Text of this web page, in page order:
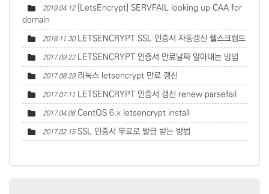
2019.04.12
[LetsEncrypt] SERVFAIL looking up CAA for
domain
2018.11.30 LETSENCRYPT SSL 인증서 자동갱신 쉘스크립트
2017.09.22 LETSENCRYPT 인증서 만료날짜 알아내는 방법
2017.08.29 리눅스 letsencrypt 만료 갱신
2017.07.11 LETSENCRYPT 인증서 갱신 renew parsefail
2017.04.06 CentOS 6.x letsencrypt install
2017.02.15 SSL 인증서 무료로 발급 받는 방법